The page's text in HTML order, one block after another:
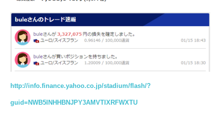
http://info.finance.yahoo.co.jp/stadium/flash/?
guid=NWB5INHHBNJPY3AMVTIXRFWXTU